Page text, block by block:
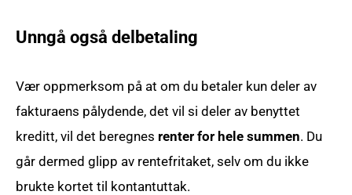
Unngå også delbetaling
Vær oppmerksom på at om du betaler kun deler av
fakturaens pålydende, det vil si deler av benyttet
kreditt, vil det beregnes renter for hele summen. Du
går dermed glipp av rentefritaket, selv om du ikke
brukte kortet til kontantuttak.